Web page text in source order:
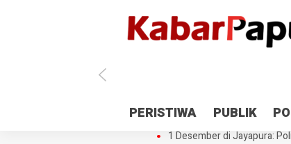
PERISTIWA PUBLIK
Antisipasi 1 Desember, TNI
Gedung Perpustakaan
1 Desember di Jayapura: